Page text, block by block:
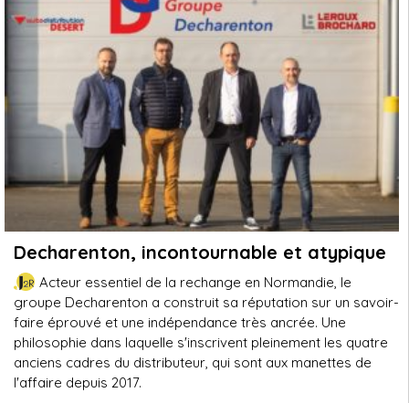
Decharenton, incontournable et atypique
Acteur essentiel de la rechange en Normandie, le
groupe Decharenton a construit sa réputation sur un savoir-
faire éprouvé et une indépendance très ancrée. Une
philosophie dans laquelle s'inscrivent pleinement les quatre
anciens cadres du distributeur, qui sont aux manettes de
l'affaire depuis 2017.